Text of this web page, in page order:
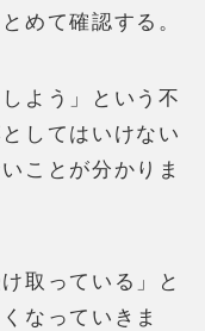
めて確認する。
よう」という不
してはいけない
ことが分かりま
取っている」と
なっていきま